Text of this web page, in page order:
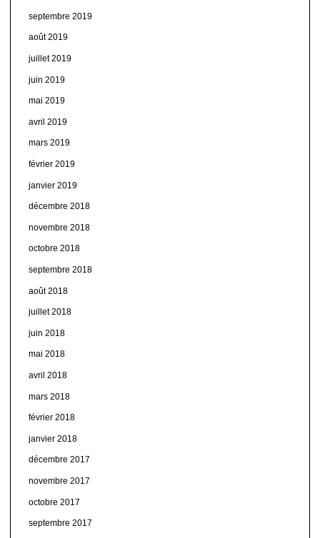
septembre 2019
août 2019
juillet 2019
juin 2019
mai 2019
avril 2019
mars 2019
février 2019
janvier 2019
décembre 2018
novembre 2018
octobre 2018
septembre 2018
août 2018
juillet 2018
juin 2018
mai 2018
avril 2018
mars 2018
février 2018
janvier 2018
décembre 2017
novembre 2017
octobre 2017
septembre 2017